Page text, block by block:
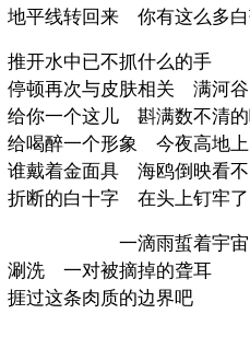
地平线转回来 你有这么多
推开水中已不抓什么的手
停顿再次与皮肤相关 满河
给你一个这儿 斟满数不清
给喝醉一个形象 今夜高地上
谁戴着金面具 海鸥倒映看
折断的白十字 在头上钉牢了
一滴雨蜇着宇宙
涮洗 一对被摘掉的聋耳
捱过这条肉质的边界吧